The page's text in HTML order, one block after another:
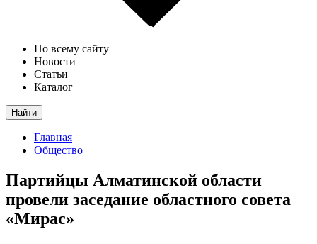
По всему сайту
Новости
Статьи
Каталог
Найти
Главная
Общество
Партийцы Алматинской области
провели заседание областного совета
«Мирас»